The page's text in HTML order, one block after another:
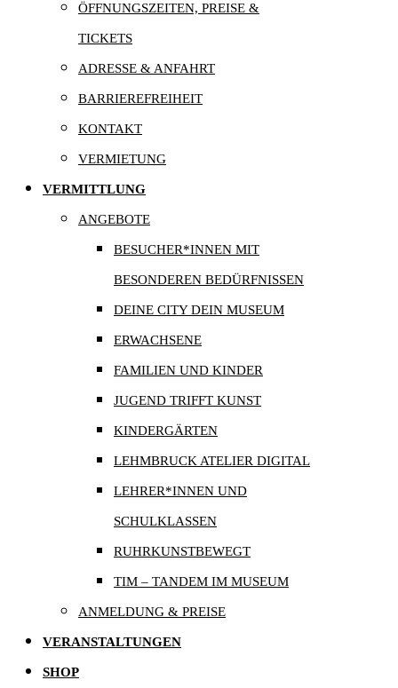
ÖFFNUNGSZEITEN, PREISE &
TICKETS
ADRESSE & ANFAHRT
BARRIEREFREIHEIT
KONTAKT
VERMIETUNG
VERMITTLUNG
ANGEBOTE
BESUCHER*INNEN MIT
BESONDEREN BEDÜRFNISSEN
DEINE CITY DEIN MUSEUM
ERWACHSENE
FAMILIEN UND KINDER
JUGEND TRIFFT KUNST
KINDERGÄRTEN
LEHMBRUCK ATELIER DIGITAL
LEHRER*INNEN UND
SCHULKLASSEN
RUHRKUNSTBEWEGT
TIM – TANDEM IM MUSEUM
ANMELDUNG & PREISE
VERANSTALTUNGEN
SHOP